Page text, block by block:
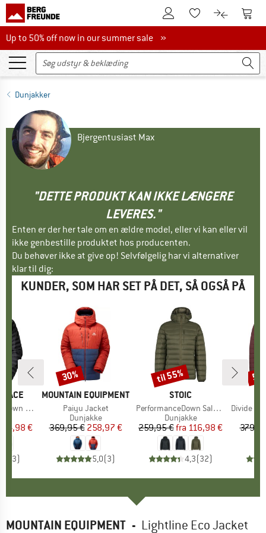
Til kundekontoenTil huskesedlen.
Til Til
Up to 50% off now in our summer sale
Up to 50% off now in our summer sale »
Dunjakker
Bjergentusiast Max
"DETTE PRODUKT KAN IKKE LÆNGERE
LEVERES."
Enten er der her tale om en ældre model, eller vi kan eller vil
ikke genbestille produktet hos producenten.
Du behøver ikke at give op! Selvfølgelig har vi alternativer
klar til dig:
KUNDER, SOM HAR SET PÅ DET, SÅ OGSÅ PÅ
FACE
Jacket
pris
€
3)
MÆRKE
MOUNTAIN EQUIPMENT
Artikel
Paiyu Jacket
Produktgruppe
Dunjakke
Pris
369,95 € Nedsat pris
258,97 €
5,0(3)
Rabat
30%
MÆRKE
STOIC
Artikel
PerformanceDown SalmiSt. Jacket with Hood
Produktgruppe
Dunjakke
Pris
259,95 € Nedsat pris
fra 116,98 €
4,3(32)
Rabat
til 55%
Artikel
Divide
MOUNTAIN EQUIPMENT - Lightline Eco Jacket